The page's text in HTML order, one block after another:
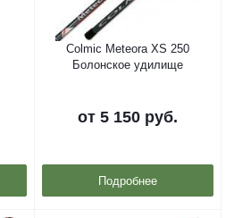
Colmic Meteora XS 250
Болонское удилище
от 5 150 руб.
Подробнее